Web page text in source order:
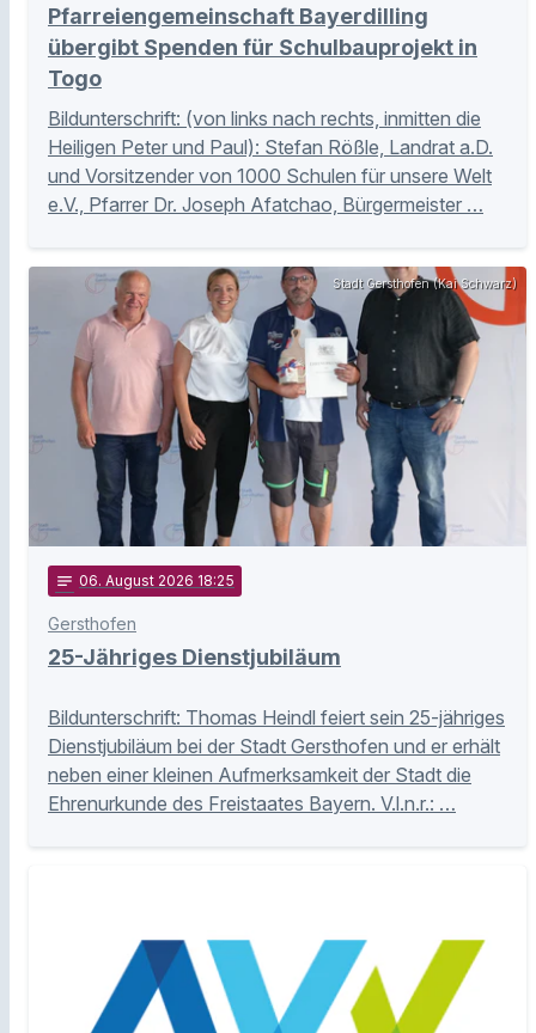
Pfarreiengemeinschaft Bayerdilling
übergibt Spenden für Schulbauprojekt in
Togo
Bildunterschrift: (von links nach rechts, inmitten die
Heiligen Peter und Paul): Stefan Rößle, Landrat a.D.
und Vorsitzender von 1000 Schulen für unsere Welt
e.V., Pfarrer Dr. Joseph Afatchao, Bürgermeister …
Stadt Gersthofen (Kai Schwarz)
notes 06. August 2026 18:25
Gersthofen
25-Jähriges Dienstjubiläum
Bildunterschrift: Thomas Heindl feiert sein 25-jähriges
Dienstjubiläum bei der Stadt Gersthofen und er erhält
neben einer kleinen Aufmerksamkeit der Stadt die
Ehrenurkunde des Freistaates Bayern. V.l.n.r.: …